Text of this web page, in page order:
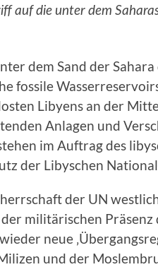
auf die unter dem
dem Sand der
fossile
Libyens an der
Anlagen und
im Auftrag des
der Libyschen
der UN
militärischen
neue
und der